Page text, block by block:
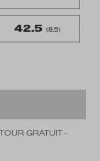
42.5 (8.5)
GRATUIT -